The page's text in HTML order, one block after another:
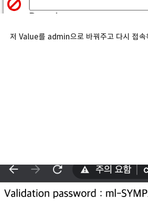
저 Value를 admin으로 바꿔주고 다시 접속